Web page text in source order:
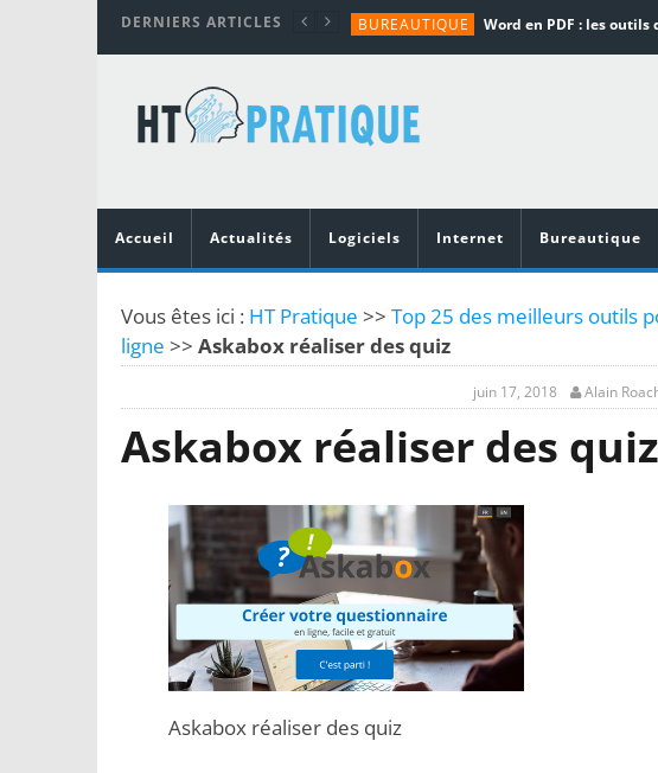
DERNIERS ARTICLES BUREAUTIQUE
TUTORIALS
MATÉRIEL
Accueil
Actualités Logiciels Internet Bureautique
Vous êtes ici : HT Pratique >> Top 25 des meilleurs outils
ligne >> Askabox réaliser des quiz
juin 17, 2018 Alain
Askabox réaliser des quiz
Askabox réaliser des quiz